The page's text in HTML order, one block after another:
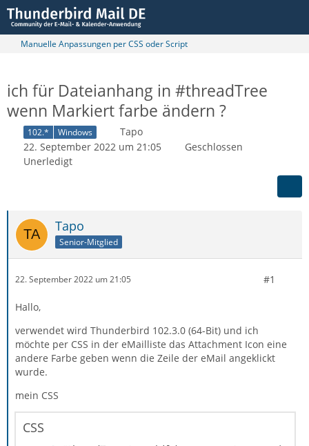
Manuelle Anpassungen per CSS oder Script
ich für Dateianhang in #threadTree
wenn Markiert farbe ändern ?
102.* Windows
Tapo
22. September 2022 um 21:05
Geschlossen
Unerledigt
Tapo
Senior-Mitglied
22. September 2022 um 21:05 #1
Hallo,
verwendet wird Thunderbird 102.3.0 (64-Bit) und ich
möchte per CSS in der eMailliste das Attachment Icon eine
andere Farbe geben wenn die Zeile der eMail angeklickt
wurde.
mein CSS
CSS